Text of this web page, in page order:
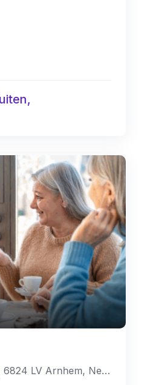
Esperantolaan 2, 6824 LV Arnhem, Nederland